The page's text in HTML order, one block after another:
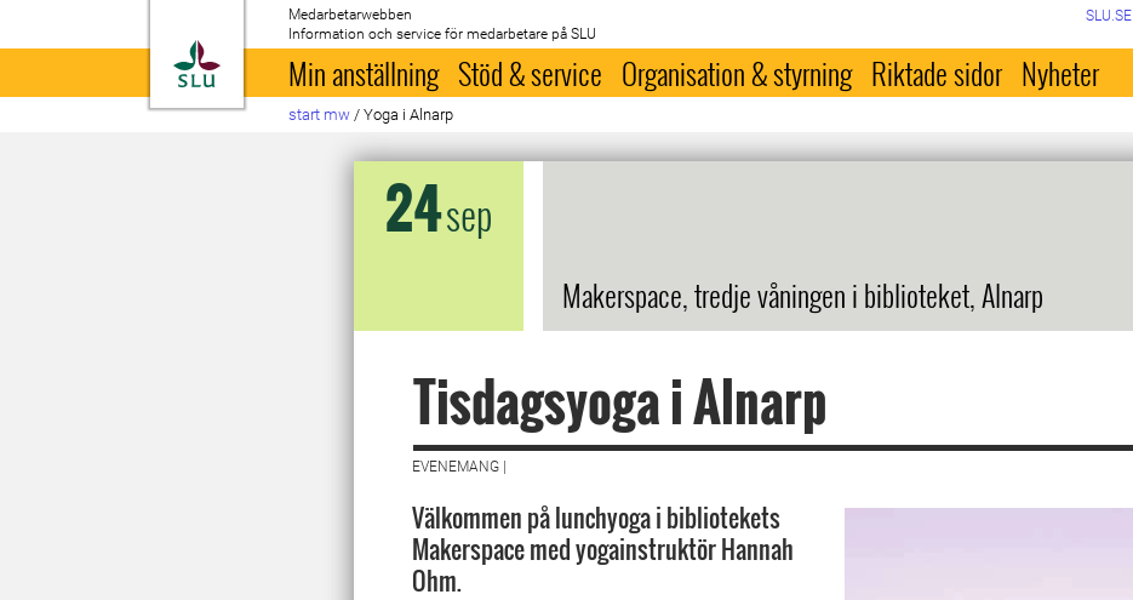
Till startsida
Medarbetarwebben
Information och service för medarbetare på SLU
SLU.SE
Min anställning Stöd & service Organisation & styrning Riktade sidor Nyheter
start mw / Yoga i Alnarp
24sep
Makerspace, tredje våningen i biblioteket, Alnarp
Tisdagsyoga i Alnarp
EVENEMANG |
Välkommen på lunchyoga i bibliotekets
Makerspace med yogainstruktör Hannah
Ohm.